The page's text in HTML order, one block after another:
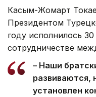
Касым-Жомарт
Президентом
году исполнилось
сотрудничестве
– Наши
развиваются,
установлен